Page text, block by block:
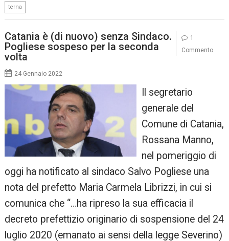
terna
Catania è (di nuovo) senza Sindaco.
Pogliese sospeso per la seconda
volta
24 Gennaio 2022
Il segretario
generale del
Comune di Catania,
Rossana Manno,
nel pomeriggio di
oggi ha notificato al sindaco Salvo Pogliese una
nota del prefetto Maria Carmela Librizzi, in cui si
comunica che “…ha ripreso la sua efficacia il
decreto prefettizio originario di sospensione del 24
luglio 2020 (emanato ai sensi della legge Severino)
1
Commento